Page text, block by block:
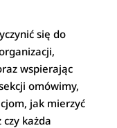
się do
wspierając
omówimy,
jak mierzyć
każda